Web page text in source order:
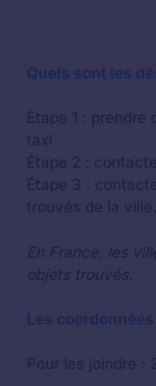
Quels sont les
Étape 1 :
taxi
Étape 2 :
Étape 3 :
trouvés de la ville.
En France, les
objets trouvés.
Les
Pour les joindre :